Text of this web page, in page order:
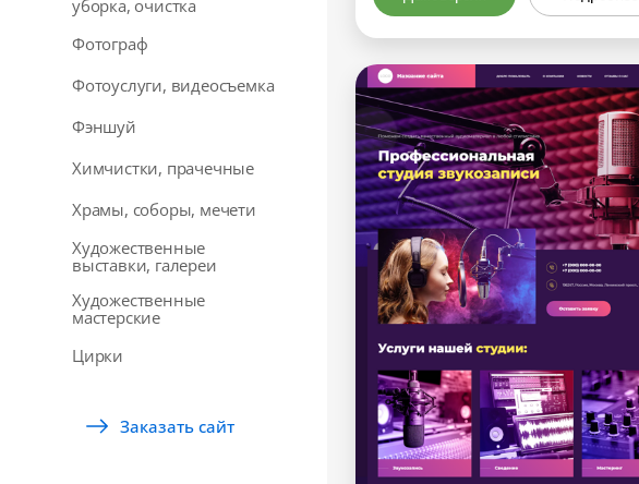
уборка, очистка
Фотограф
Фотоуслуги, видеосъемка
Фэншуй
Химчистки, прачечные
Храмы, соборы, мечети
Художественные
выставки, галереи
Художественные
мастерские
Цирки
Заказать сайт